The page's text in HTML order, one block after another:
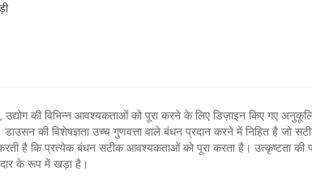
की विभिन्न आवश्यकताओं को पूरा करने के लिए डिज़ाइन किए गए
की विशेषज्ञता उच्च गुणवत्ता वाले बंधन प्रदान करने में निहित है जो
है कि प्रत्येक बंधन सटीक आवश्यकताओं को पूरा करता है। उत्कृष्टता
के रूप में खड़ा है।